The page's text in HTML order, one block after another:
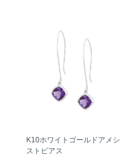
K10ホワイトゴールドアメシ
ストピアス